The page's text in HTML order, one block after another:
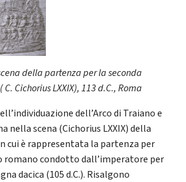
della partenza per la seconda
Cichorius LXXIX), 113 d.C., Roma
dell’Arco di Traiano e
nella scena (Cichorius LXXIX) della
cui è rappresentata la partenza per
romano condotto dall’imperatore per
dacica (105 d.C.). Risalgono